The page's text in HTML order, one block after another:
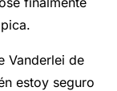
Vanderlei de
estoy seguro